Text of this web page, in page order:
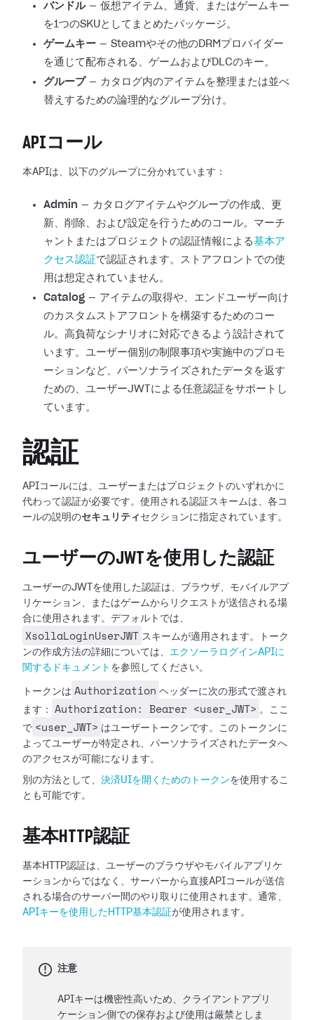
バンドル— 仮想アイテム、通貨、またはゲームキー
を1つのSKUとしてまとめたパッケージ。
ゲームキー — Steamやその他のDRMプロバイダー
を通じて配布される、ゲームおよびDLCのキー。
グループ — カタログ内のアイテムを整理または並べ
替えするための論理的なグループ分け。
APIコール
本APIは、以下のグループに分かれています：
Admin — カタログアイテムやグループの作成、更
新、削除、および設定を行うためのコール。マーチ
ャントまたはプロジェクトの認証情報による基本ア
クセス認証で認証されます。ストアフロントでの使
用は想定されていません。
Catalog — アイテムの取得や、エンドユーザー向け
のカスタムストアフロントを構築するためのコー
ル。高負荷なシナリオに対応できるよう設計されて
います。ユーザー個別の制限事項や実施中のプロモ
ーションなど、パーソナライズされたデータを返す
ための、ユーザーJWTによる任意認証をサポートし
ています。
認証
APIコールには、ユーザーまたはプロジェクトのいずれかに
代わって認証が必要です。使用される認証スキームは、各コ
ールの説明のセキュリティ セクションに指定されています。
ユーザーのJWTを使用した認証
ユーザーのJWTを使用した認証は、ブラウザ、モバイルアプ
リケーション、またはゲームからリクエストが送信される場
合に使用されます。デフォルトでは、
XsollaLoginUserJWT スキームが適用されます。トーク
ンの作成方法の詳細については、 エクソーラログインAPIに
関するドキュメント を参照してください。
トークンは Authorization ヘッダーに次の形式で渡され
ます：
Authorization: Bearer <user_JWT> 。ここ
で <user_JWT> はユーザートークンです。このトークンに
よってユーザーが特定され、パーソナライズされたデータへ
のアクセスが可能になります。
別の方法として、 決済UIを開くためのトークンを使用するこ
とも可能です。
基本HTTP認証
基本HTTP認証は、ユーザーのブラウザやモバイルアプリケ
ーションからではなく、サーバーから直接APIコールが送信
される場合のサーバー間のやり取りに使用されます。通常、
APIキーを使用したHTTP基本認証が使用されます。
注意
APIキーは機密性高いため、クライアントアプリ
ケーション側での保存および使用は厳禁としま